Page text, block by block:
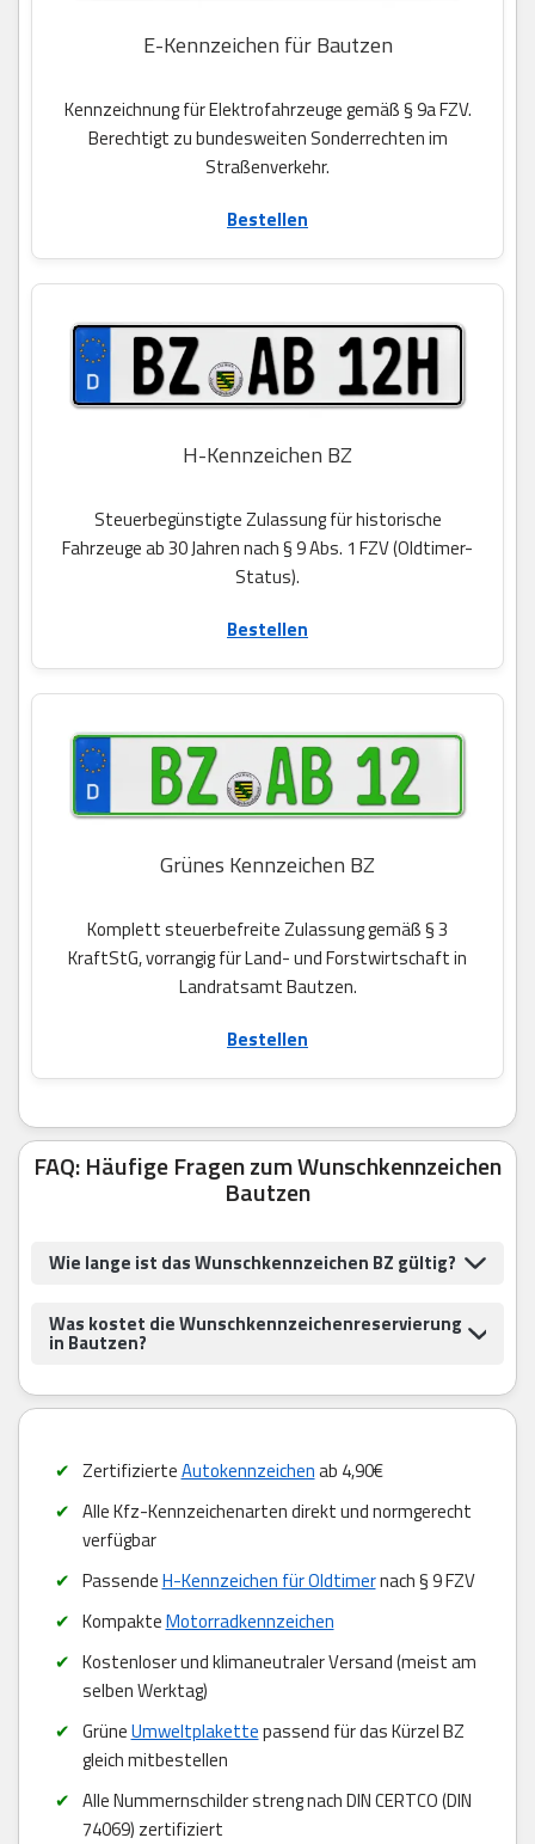
E-Kennzeichen für Bautzen
Kennzeichnung für Elektrofahrzeuge gemäß § 9a FZV.
Berechtigt zu bundesweiten Sonderrechten im
Straßenverkehr.
Bestellen
H-Kennzeichen BZ
Steuerbegünstigte Zulassung für historische
Fahrzeuge ab 30 Jahren nach § 9 Abs. 1 FZV (Oldtimer-
Status).
Bestellen
Grünes Kennzeichen BZ
Komplett steuerbefreite Zulassung gemäß § 3
KraftStG, vorrangig für Land- und Forstwirtschaft in
Landratsamt Bautzen.
Bestellen
FAQ: Häufige Fragen zum Wunschkennzeichen
Bautzen
Wie lange ist das Wunschkennzeichen BZ gültig?
Was kostet die Wunschkennzeichenreservierung
in Bautzen?
ZertifizierteAutokennzeichenab 4,90€
Alle Kfz-Kennzeichenarten direkt und normgerecht
verfügbar
PassendeH-Kennzeichen für Oldtimernach § 9 FZV
KompakteMotorradkennzeichen
Kostenloser und klimaneutraler Versand (meist am
selben Werktag)
GrüneUmweltplakettepassend für das Kürzel BZ
gleich mitbestellen
Alle Nummernschilder streng nach DIN CERTCO (DIN
74069) zertifiziert